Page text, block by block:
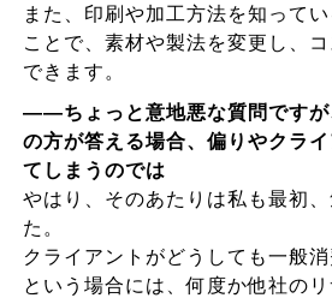
また、印刷や加工方法を知って
ことで、素材や製法を変更し、
できます。
――ちょっと意地悪な質問ですが
の方が答える場合、偏りやクラ
てしまうのでは
やはり、そのあたりは私も最初
た。
クライアントがどうしても一般
という場合には、何度か他社の